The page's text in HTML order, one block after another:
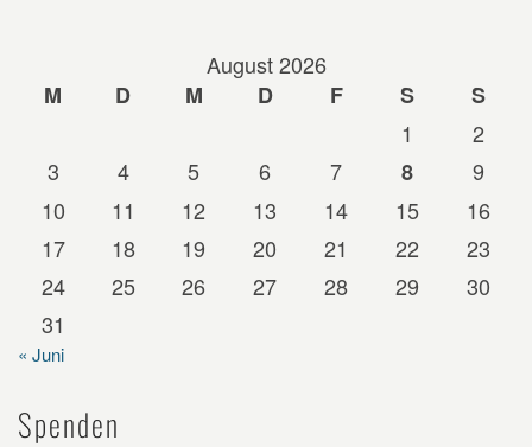
August 2026
M
D M D F S
S
1
2
3
4 5 6 7 8
9
10
11 12 13 14 15
16
17
18 19 20 21 22
23
24
25 26 27 28 29
30
31
« Juni
Spenden